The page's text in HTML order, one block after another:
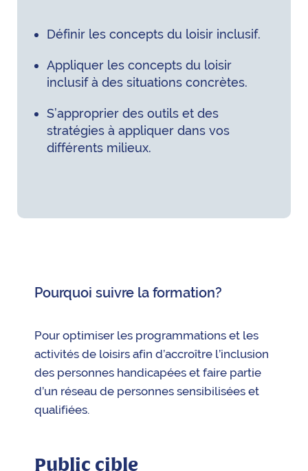
Définir les concepts du loisir inclusif.
Appliquer les concepts du loisir
inclusif à des situations concrètes.
S’approprier des outils et des
stratégies à appliquer dans vos
différents milieux.
Pourquoi suivre la formation?
Pour optimiser les programmations et les
activités de loisirs afin d’accroître l’inclusion
des personnes handicapées et faire partie
d’un réseau de personnes sensibilisées et
qualifiées.
Public cible